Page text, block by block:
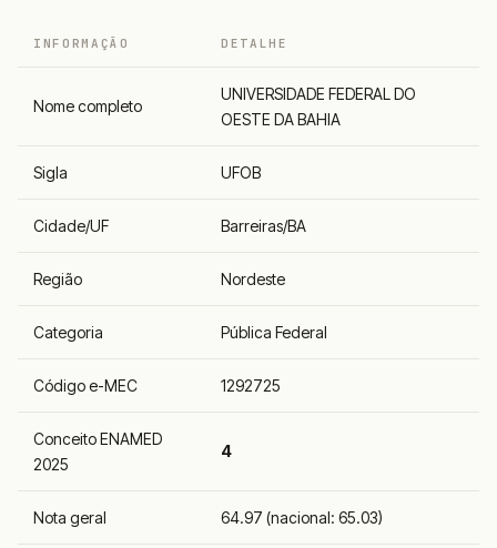
INFORMAÇÃO DETALHE
Nome completo
UNIVERSIDADE FEDERAL DO
OESTE DA BAHIA
Sigla UFOB
Cidade/UF Barreiras/BA
Região Nordeste
Categoria Pública Federal
Código e-MEC 1292725
Conceito ENAMED
2025
4
Nota geral 64.97 (nacional: 65.03)